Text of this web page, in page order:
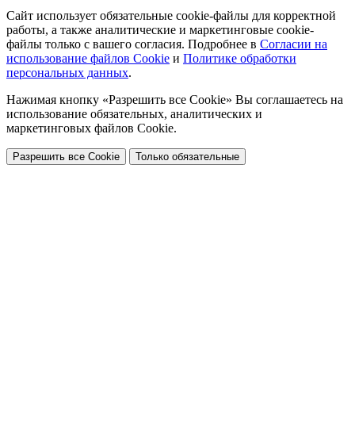
Сайт использует обязательные cookie-файлы для корректной
работы, а также аналитические и маркетинговые cookie-
файлы только с вашего согласия. Подробнее в Согласии на
использование файлов Cookie и Политике обработки
персональных данных.
Нажимая кнопку «Разрешить все Cookie» Вы соглашаетесь на
использование обязательных, аналитических и
маркетинговых файлов Cookie.
Разрешить все Cookie Только обязательные